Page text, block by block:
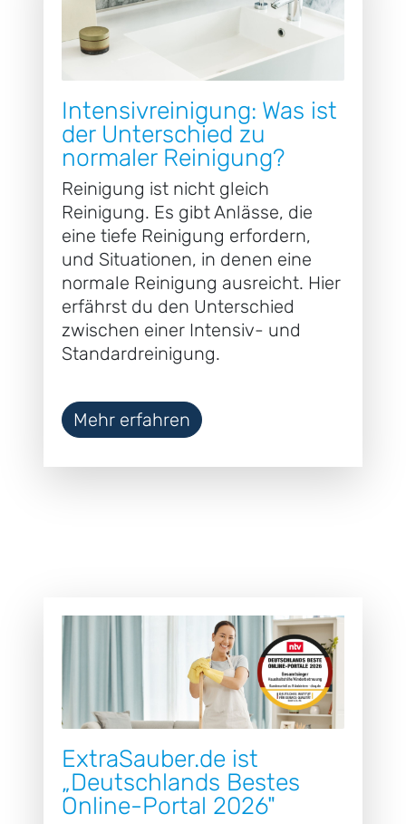
Intensivreinigung: Was ist
der Unterschied zu
normaler Reinigung?
Reinigung ist nicht gleich
Reinigung. Es gibt Anlässe, die
eine tiefe Reinigung erfordern,
und Situationen, in denen eine
normale Reinigung ausreicht. Hier
erfährst du den Unterschied
zwischen einer Intensiv- und
Standardreinigung.
Mehr erfahren
ExtraSauber.de ist
„Deutschlands Bestes
Online-Portal 2026"